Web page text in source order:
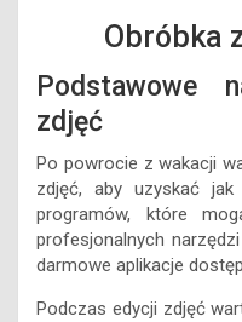
Obróbka
Podstawowe
zdjęć
Po powrocie z wakacji
zdjęć, aby uzyskać jak
programów, które
profesjonalnych
darmowe aplikacje
Podczas edycji zdjęć